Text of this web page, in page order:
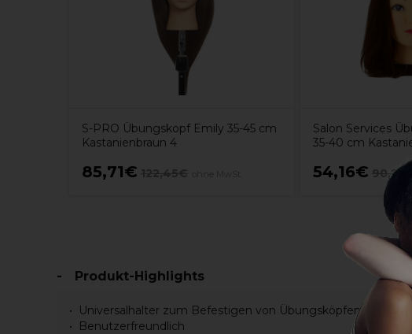
S-PRO Übungskopf Emily 35-45 cm
Kastanienbraun 4
85,71€
Salon Services
35-40 cm
54,16€ 90,26€
Produkt-Highlights
Universalhalter zum Befestigen von Übungsköpfen am
Benutzerfreundlich